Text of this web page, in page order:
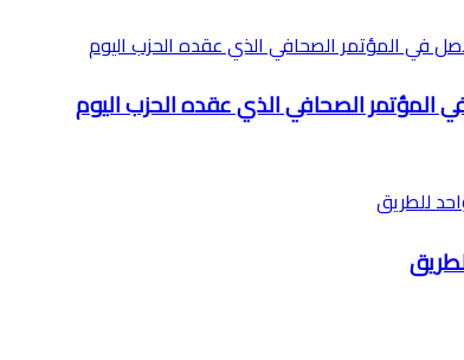
المؤتمر الصحافي الذي عقده الحزب اليوم